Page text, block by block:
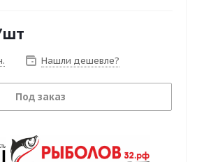
Нашли дешевле?
Под заказ